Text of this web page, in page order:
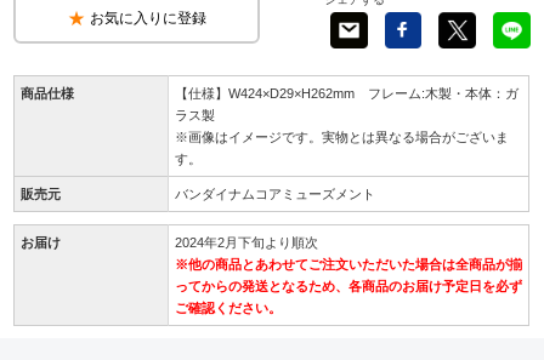
お気に入りに登録
商品仕様
【仕様】W424×D29×H262mm フレーム:木製・本体：ガ
ラス製
※画像はイメージです。実物とは異なる場合がございま
す。
販売元 バンダイナムコアミューズメント
お届け
2024年2月下旬より順次
※他の商品とあわせてご注文いただいた場合は全商品が揃
ってからの発送となるため、各商品のお届け予定日を必ず
ご確認ください。